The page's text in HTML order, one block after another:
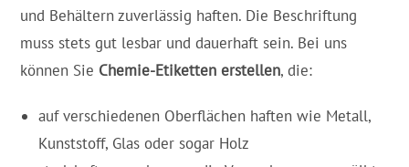
und Behältern zuverlässig haften. Die Beschriftung
muss stets gut lesbar und dauerhaft sein. Bei uns
können Sie Chemie-Etiketten erstellen, die:
auf verschiedenen Oberflächen haften wie Metall,
Kunststoff, Glas oder sogar Holz